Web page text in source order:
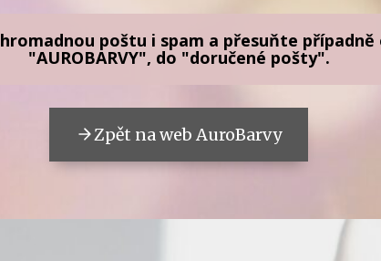
hromadnou poštu i spam a přesuňte
"AUROBARVY", do "doručené pošty".
Zpět na web AuroBarvy